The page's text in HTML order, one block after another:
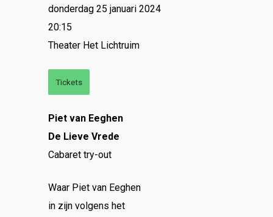
Piet van Eeghen
De Lieve Vrede
Cabaret try-out
Waar Piet van Eeghen
in zijn volgens het
donderdag 25 januari 2024
20:15
Theater Het Lichtruim
Tickets